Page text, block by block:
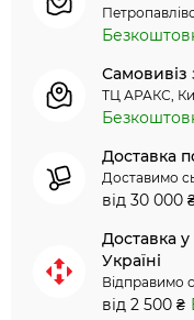
Самовивіз
ТЦ АРАКС,
Доставка
Доставимо
від 30 000
Доставка
Україні
Відправимо
від 2 500 ₴